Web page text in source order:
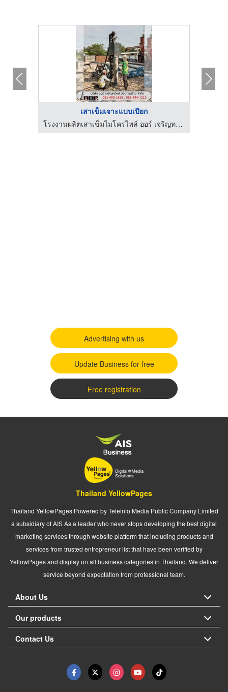
เสาเข็มเจาะแบบเปียก
โรงงานผลิตเสาเข็มไมโครไพล์ ออร์ เจริญทรัพย์
Advertising with us
Update Business for free
Free registration
Thailand YellowPages
Thailand YellowPages Powered by Teleinfo Media Public Company Limited
a subsidiary of AIS As a leader who never stops developing the best digital
marketing services through website platform that including products and
services from trusted entrepreneur list that have been verified by
YellowPages and display on all business categories in Thailand. We deliver
service beyond expectation from professional team.
About Us
Our products
Contact Us